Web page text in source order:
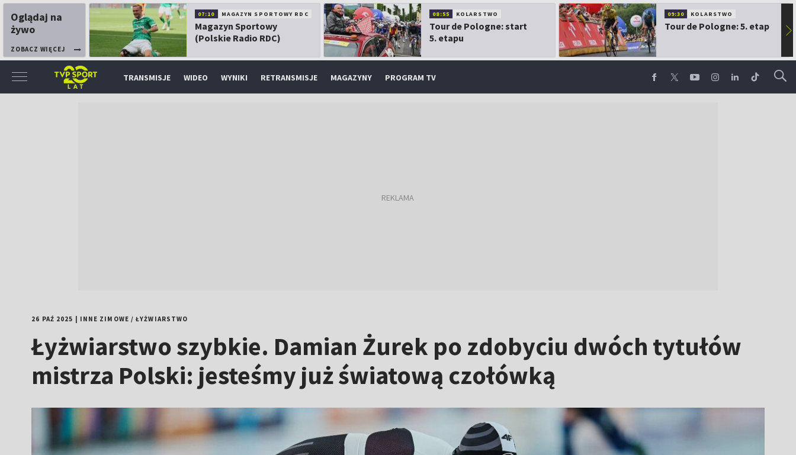
Oglądaj na
żywo
ZOBACZ WIĘCEJ
07:10 MAGAZYN SPORTOWY RDC
Magazyn Sportowy
(Polskie Radio RDC)
08:55 KOLARSTWO
Tour de Pologne: start
5. etapu
09:30 KOLARSTWO
Tour de Pologne: 5. etap ▶
TRANSMISJE WIDEO WYNIKI RETRANSMISJE MAGAZYNY PROGRAM TV
26 PAŹ 2025 INNE ZIMOWE /ŁYŻWIARSTWO
Łyżwiarstwo szybkie. Damian Żurek po zdobyciu dwóch tytułów
mistrza Polski: jesteśmy już światową czołówką